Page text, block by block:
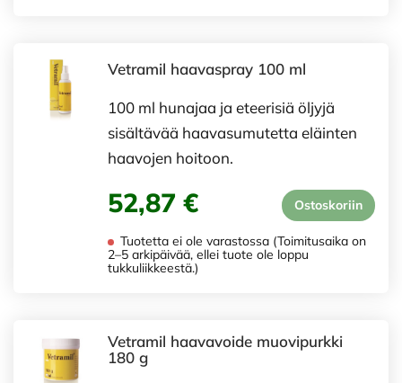
Vetramil haavaspray 100 ml
100 ml hunajaa ja eteerisiä öljyjä
sisältävää haavasumutetta eläinten
haavojen hoitoon.
52,87 € Ostoskoriin
Tuotetta ei ole varastossa (Toimitusaika on
2–5 arkipäivää, ellei tuote ole loppu
tukkuliikkeestä.)
Vetramil haavavoide muovipurkki
180 g